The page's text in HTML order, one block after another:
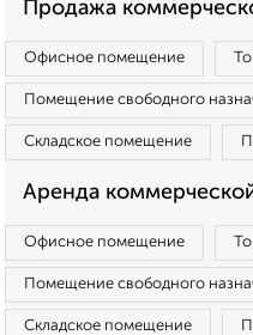
Продажа
Офисное помещение
Помещение свободного
Складское помещение
Аренда
Офисное помещение
Помещение свободного
Складское помещение